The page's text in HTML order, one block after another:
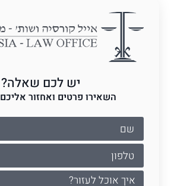
יש לכם שאלה?
השאירו פרטים ואחזור